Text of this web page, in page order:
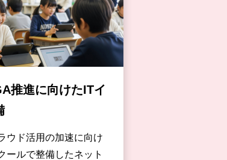
推進に向けたITイ
ウド活用の加速に向け
ールで整備したネット